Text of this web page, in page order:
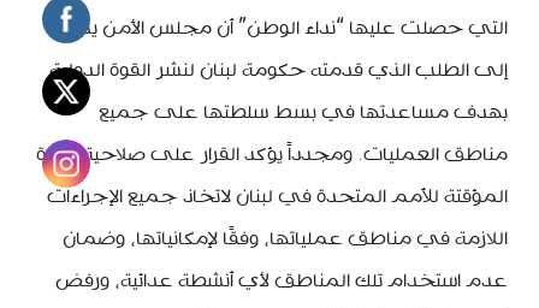
التي حصلت عليها “نداء الوطن” أن مجلس الأمن يشير
إلى الطلب الذي قدمته حكومة لبنان لنشر القوة الدولية
بهدف مساعدتها في بسط سلطتها على جميع
مناطق العمليات. ومجدداً يؤكد القرار على صلاحية القوة
المؤقتة للأمم المتحدة في لبنان لاتخاذ جميع الإجراءات
اللازمة في مناطق عملياتها، وفقًا لإمكانياتها، وضمان
عدم استخدام تلك المناطق لأي أنشطة عدائية، ورفض